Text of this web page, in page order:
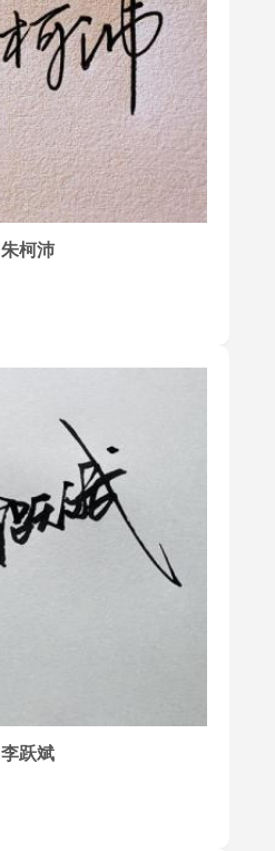
朱柯沛
李跃斌